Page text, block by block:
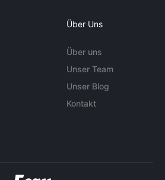
Über Uns
Über uns
Unser Team
Unser Blog
Kontakt